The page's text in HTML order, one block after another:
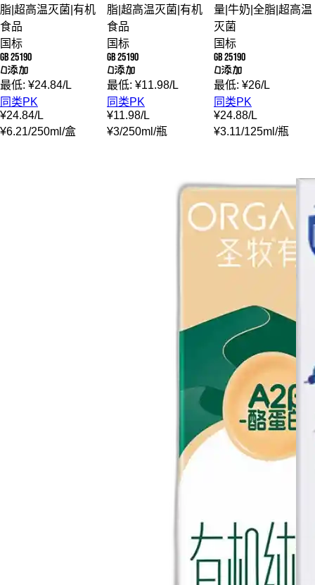
脂 超高温灭菌 有机
食品
国标
GB 25190
0添加
最低: ¥24.84/L
同类PK
¥24.84/L
¥6.21/250ml /盒
脂 超高温灭菌 有机
食品
国标
GB 25190
0添加
最低: ¥11.98/L
同类PK
¥11.98/L
¥3/250ml /瓶
量 牛奶 全脂 超高温
灭菌
国标
GB 25190
0添加
最低: ¥26/L
同类PK
¥24.88/L
¥3.11/125ml /瓶